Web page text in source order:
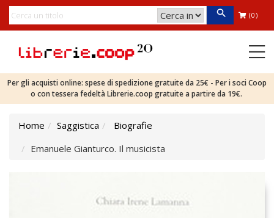
(0)
Per gli acquisti online: spese di spedizione gratuite da 25€ - Per i soci Coop
o con tessera fedeltà Librerie.coop gratuite a partire da 19€.
Home Saggistica
Biografie
Emanuele Gianturco. Il musicista